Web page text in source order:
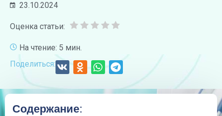
23.10.2024
Оценка статьи:
На чтение: 5 мин.
Поделиться:
Содержание: